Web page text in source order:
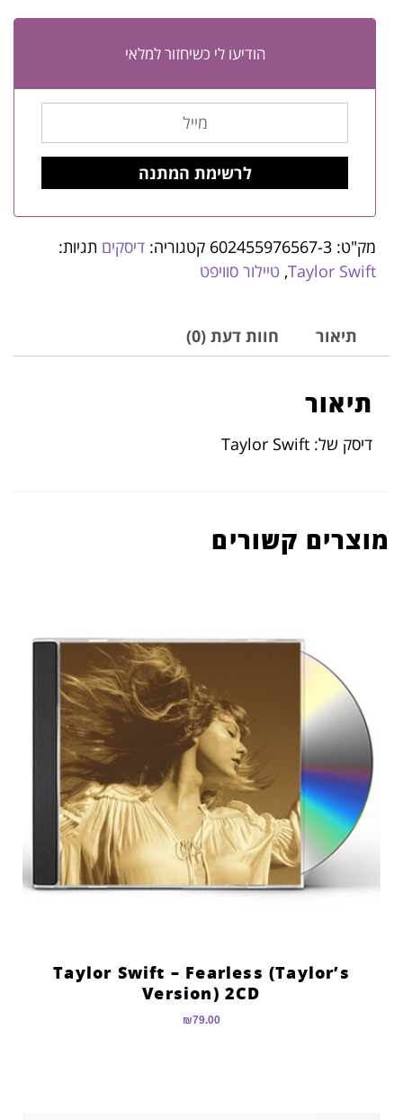
הודיעו לי כשיחזור למלאי
מק"ט: 602455976567-3 קטגוריה: דיסקים תגיות:
Taylor Swift
, טיילור סוויפט
תיאור חוות דעת (0)
תיאור
דיסק של: Taylor Swift
מוצרים קשורים
Taylor Swift – Fearless (Taylor’s
Version) 2CD
₪79.00